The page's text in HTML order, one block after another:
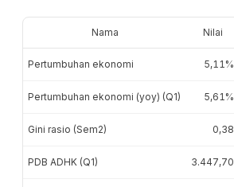
Nama Nilai
Pertumbuhan ekonomi 5,11%
Pertumbuhan ekonomi (yoy) (Q1) 5,61%
Gini rasio (Sem2) 0,38
PDB ADHK (Q1) 3.447,70